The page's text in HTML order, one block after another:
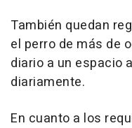
También quedan
el perro de más de
diario a un espacio
diariamente.
En cuanto a los